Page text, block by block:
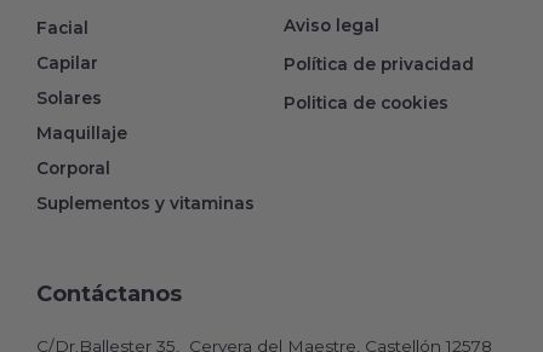
Facial
Capilar
Solares
Maquillaje
Corporal
Suplementos y vitaminas
Aviso legal
Política de privacidad
Politica de cookies
Contáctanos
C/Dr.Ballester 35, Cervera del Maestre, Castellón 12578